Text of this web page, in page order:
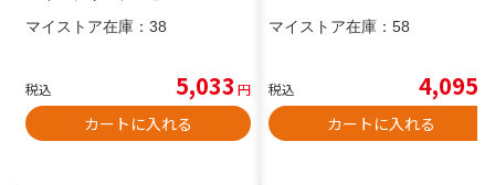
マイストア在庫： 38
税込 5,033 円
カートに入れる
マイストア在庫： 58
税込 4,095
カートに入れる